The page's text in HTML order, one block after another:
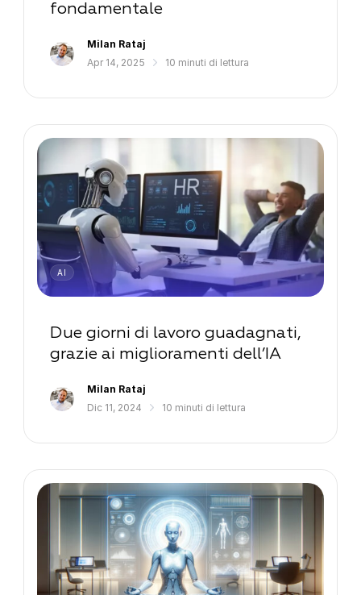
fondamentale
Milan Rataj
Apr 14, 2025
10 minuti di lettura
AI
Due giorni di lavoro guadagnati,
grazie ai miglioramenti dell’IA
Milan Rataj
Dic 11, 2024
10 minuti di lettura